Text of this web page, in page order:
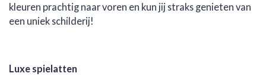
kleuren prachtig naar voren en kun jij straks genieten van
een uniek schilderij!
Luxe spielatten